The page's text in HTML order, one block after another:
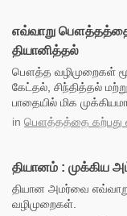
எவ்வாறு பௌத்தத்தை
தியானித்தல்
பௌத்த வழிமுறைகள்
கேட்தல், சிந்தித்தல்
பாதையில் மிக
in பௌத்தத்தை கற்பது
தியானம் : முக்கிய
தியான அமர்வை
வழிமுறைகள்.